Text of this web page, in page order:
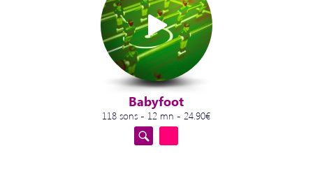
Babyfoot
118 sons - 12 mn - 24.90€